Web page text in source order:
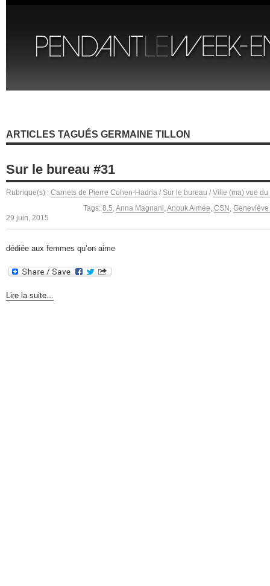
ARTICLES TAGUÉS GERMAINE TILLON
Sur le bureau #31
Rubrique(s) : Carnets de Pierre Cohen-Hadria / Sur le bureau / Ville (ma) vue du
Tags: 8.5,Anna Magnani,Anouk Aimée, CSN ,
29 juin, 2015
dédiée aux femmes qu’on aime
Lire la suite...